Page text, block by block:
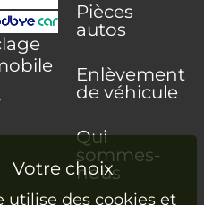
Pièces
autos
Enlèvement
de véhicule
Qui
sommes-
nous
utilise des cookies et